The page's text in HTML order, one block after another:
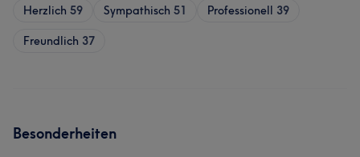
Herzlich 59 Sympathisch 51 Professionell 39
Freundlich 37
Besonderheiten